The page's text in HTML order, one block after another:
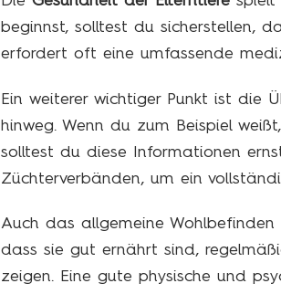
beginnst, solltest du sicherstellen,
erfordert oft eine umfassende
Ein weiterer wichtiger Punkt ist die
hinweg. Wenn du zum Beispiel
solltest du diese Informationen
Züchterverbänden, um ein
Auch das allgemeine
dass sie gut ernährt sind,
zeigen. Eine gute physische und